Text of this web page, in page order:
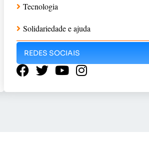
Tecnologia
Solidariedade e ajuda
REDES SOCIAIS